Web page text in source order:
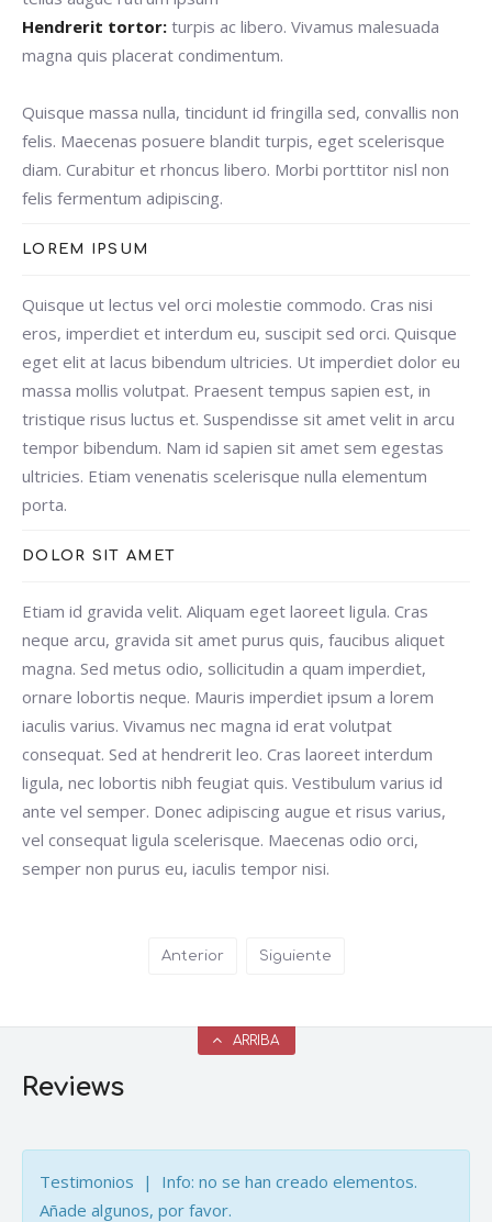
Hendrerit tortor: turpis ac libero. Vivamus malesuada
magna quis placerat condimentum.
Quisque massa nulla, tincidunt id fringilla sed, convallis non
felis. Maecenas posuere blandit turpis, eget scelerisque
diam. Curabitur et rhoncus libero. Morbi porttitor nisl non
felis fermentum adipiscing.
LOREM IPSUM
Quisque ut lectus vel orci molestie commodo. Cras nisi
eros, imperdiet et interdum eu, suscipit sed orci. Quisque
eget elit at lacus bibendum ultricies. Ut imperdiet dolor eu
massa mollis volutpat. Praesent tempus sapien est, in
tristique risus luctus et. Suspendisse sit amet velit in arcu
tempor bibendum. Nam id sapien sit amet sem egestas
ultricies. Etiam venenatis scelerisque nulla elementum
porta.
DOLOR SIT AMET
Etiam id gravida velit. Aliquam eget laoreet ligula. Cras
neque arcu, gravida sit amet purus quis, faucibus aliquet
magna. Sed metus odio, sollicitudin a quam imperdiet,
ornare lobortis neque. Mauris imperdiet ipsum a lorem
iaculis varius. Vivamus nec magna id erat volutpat
consequat. Sed at hendrerit leo. Cras laoreet interdum
ligula, nec lobortis nibh feugiat quis. Vestibulum varius id
ante vel semper. Donec adipiscing augue et risus varius,
vel consequat ligula scelerisque. Maecenas odio orci,
semper non purus eu, iaculis tempor nisi.
Anterior Siguiente
ARRIBA
Reviews
Testimonios | Info: no se han creado elementos.
Añade algunos, por favor.